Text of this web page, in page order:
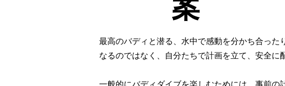
案
最高のバディと潜る、水中で感動を分かち合っ
なるのではなく、自分たちで計画を立て、安全に
一般的にバディダイブを楽しむためには、事前の